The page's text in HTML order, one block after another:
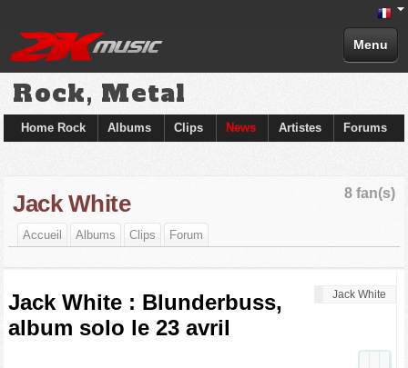
Menu
Rock, Metal
Home Rock Albums Clips News Artistes Forums
8 fan(s)
Jack White
Accueil Albums Clips Forum
Jack White
Jack White : Blunderbuss,
album solo le 23 avril